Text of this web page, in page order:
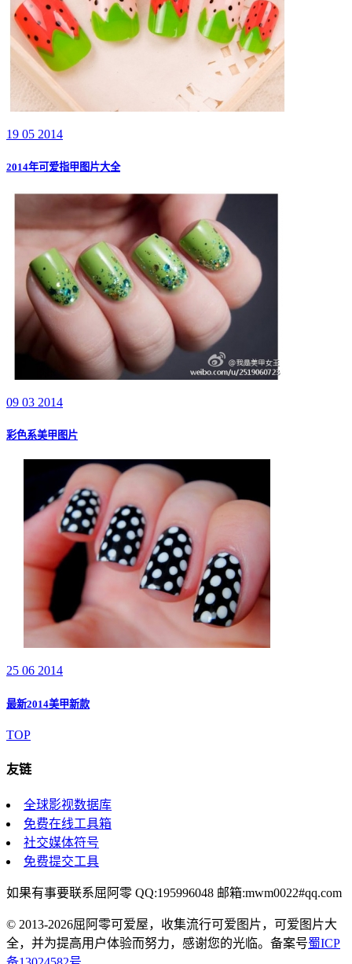
19 05 2014
2014年可爱指甲图片大全
09 03 2014
彩色系美甲图片
25 06 2014
最新2014美甲新款
TOP
友链
全球影视数据库
免费在线工具箱
社交媒体符号
免费提交工具
如果有事要联系屈阿零 QQ:195996048 邮箱:mwm0022#qq.com
© 2013-2026屈阿零可爱屋，收集流行可爱图片，可爱图片大
全，并为提高用户体验而努力，感谢您的光临。备案号蜀ICP